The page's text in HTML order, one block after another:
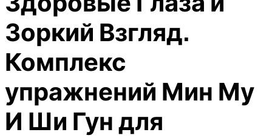
Зоркий Взгляд.
Комплекс
упражнений Мин Му
И Ши Гун для